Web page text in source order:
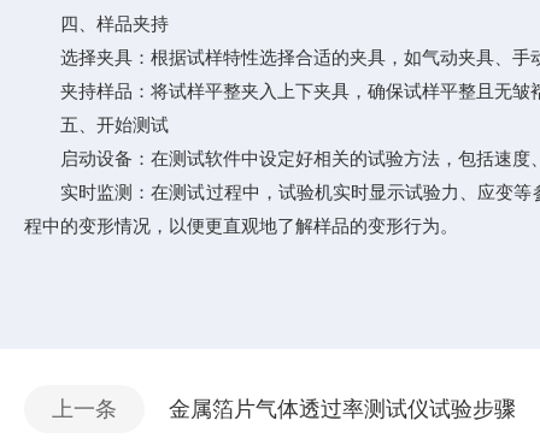
四、样品夹持
选择夹具：根据试样特性选择合适的夹具，如气动夹具、手
夹持样品：将试样平整夹入上下夹具，确保试样平整且无皱
五、开始测试
启动设备：在测试软件中设定好相关的试验方法，包括速度
实时监测：在测试过程中，试验机实时显示试验力、应变等
程中的变形情况，以便更直观地了解样品的变形行为。
上一条 金属箔片气体透过率测试仪试验步骤